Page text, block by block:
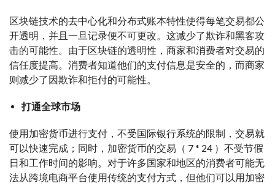
区块链技术的去中心化和分布式账本特性使得每笔交易都公
开透明，并且一旦记录便不可更改。这减少了欺诈和黑客攻
击的可能性。由于区块链的透明性，商家和消费者对交易的
信任度提高。消费者知道他们的支付信息是安全的，而商家
则减少了因欺诈和拒付的可能性。
打通全球市场
使用加密货币进行支付，不受国际银行系统的限制，交易就
可以快速完成；同时，加密货币的交易（ 7 * 24 ）不受节假
日和工作时间的影响。对于许多国家和地区的消费者可能无
法从跨境电商平台使用传统的支付方式，但他们可以用加密